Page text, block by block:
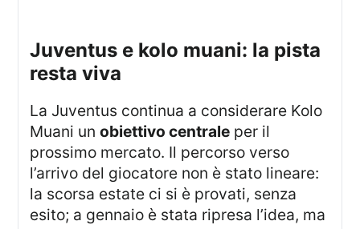
juventus e kolo muani: la pista
resta viva
La Juventus continua a considerare Kolo
Muani unobiettivo centrale per il
prossimo mercato. Il percorso verso
l’arrivo del giocatore non è stato lineare:
la scorsa estate ci si è provati, senza
esito; a gennaio è stata ripresa l’idea, ma